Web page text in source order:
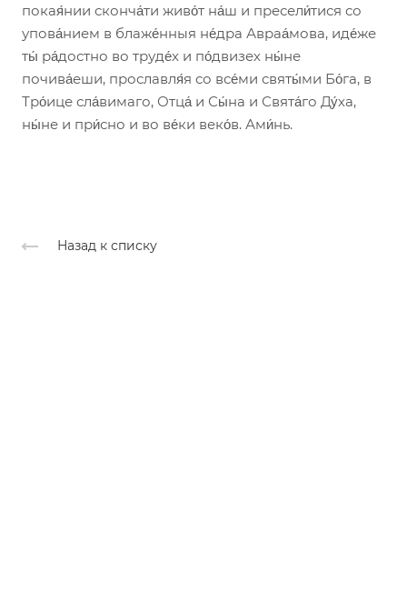
покая́нии сконча́ти живо́т на́ш и пресели́тися со
упова́нием в блаже́нныя не́дра Авраа́мова, иде́же
ты́ ра́достно во труде́х и по́двизех ны́не
почива́еши, прославля́я со все́ми святы́ми Бо́га, в
Тро́ице сла́вимаго, Отца́ и Сы́на и Свята́го Ду́ха,
ны́не и при́сно и во ве́ки веко́в. Ами́нь.
Назад к списку